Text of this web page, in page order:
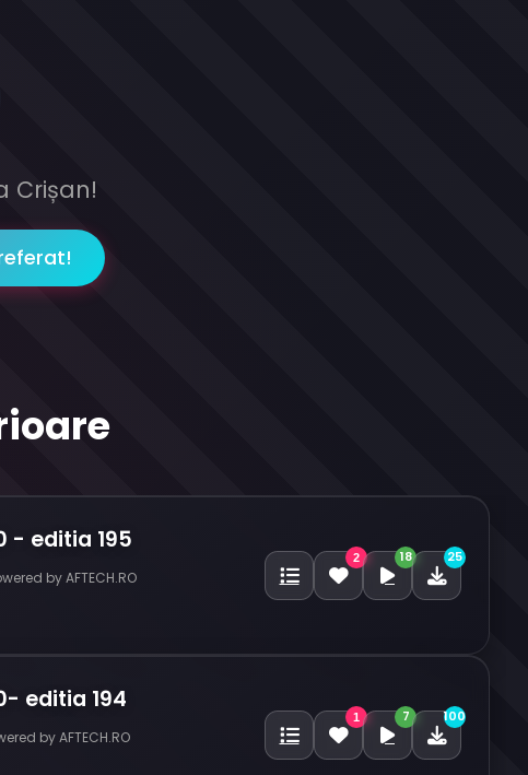
Crișan!
- editia 195
by AFTECH.RO
2 18 25
editia 194
by AFTECH.RO
1 7 100